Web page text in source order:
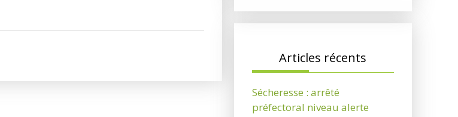
Articles récents
Sécheresse : arrêté
préfectoral niveau alerte